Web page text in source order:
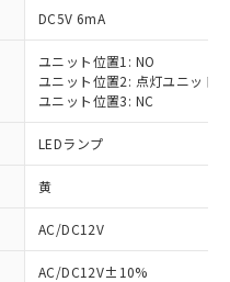
DC5V 6mA
ユニット位置1: NO
ユニット位置2: 点灯ユニット
ユニット位置3: NC
LEDランプ
黄
AC/DC12V
AC/DC12V±10%